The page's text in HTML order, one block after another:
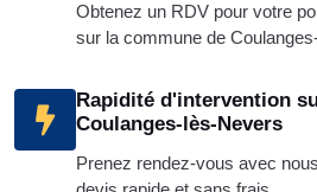
Obtenez un RDV pour votre
sur la commune de
Rapidité d'intervention
Coulanges-lès-Nevers
Prenez rendez-vous avec